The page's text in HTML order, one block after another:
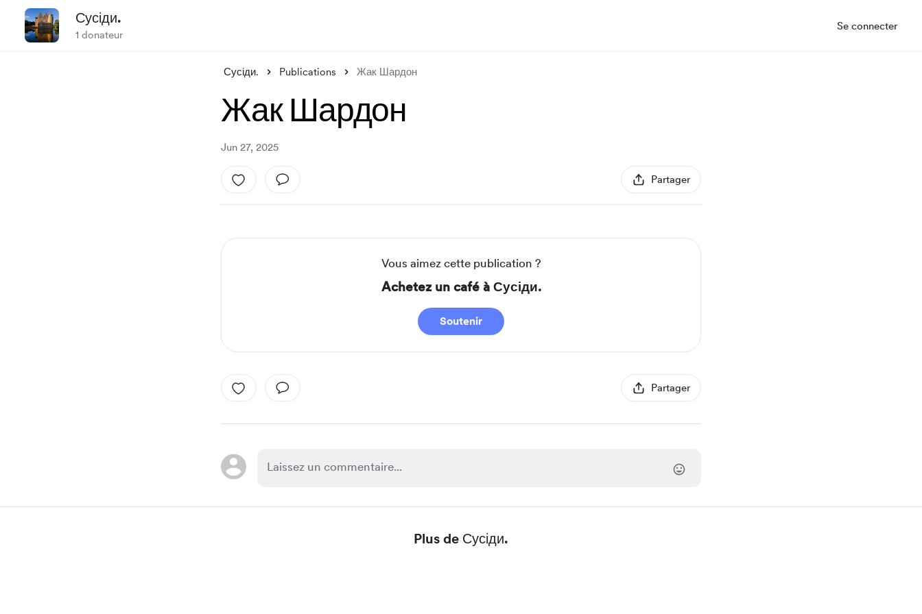
Сусіди.
1 donateur
Se connecter
Сусіди. Publications Жак Шардон
Жак Шардон
Jun 27, 2025
Partager
Vous aimez cette publication ?
Achetez un café à Сусіди.
Soutenir
Partager
Plus de Сусіди.